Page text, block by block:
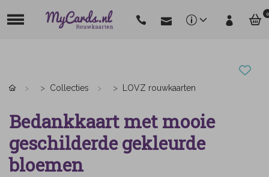
0
Collecties LOVZ rouwkaarten
Bedankkaart met mooie
geschilderde gekleurde
bloemen